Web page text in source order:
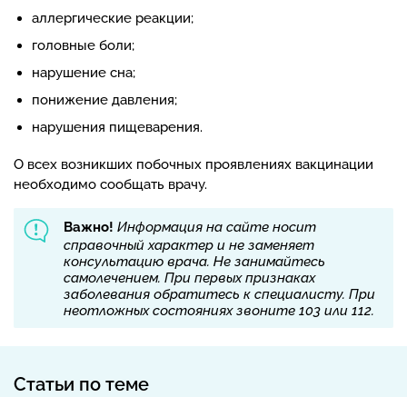
аллергические реакции;
головные боли;
нарушение сна;
понижение давления;
нарушения пищеварения.
О всех возникших побочных проявлениях вакцинации
необходимо сообщать врачу.
Важно! Информация на сайте носит
справочный характер и не заменяет
консультацию врача. Не занимайтесь
самолечением. При первых признаках
заболевания обратитесь к специалисту. При
неотложных состояниях звоните 103 или 112.
Статьи по теме